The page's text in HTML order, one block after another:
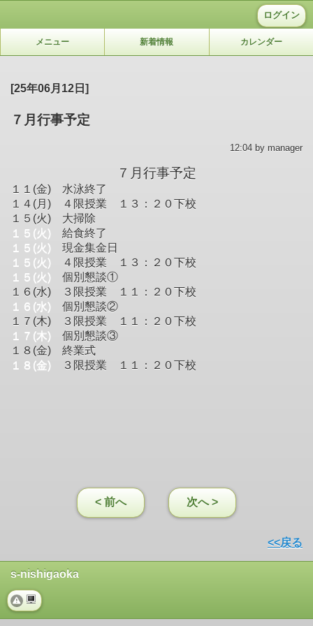
ログイン
メニュー 新着情報 カレンダー
[25年06月12日]
７月行事予定
12:04 by manager
７月行事予定
１１(金) 水泳終了
１４(月) ４限授業 １３：２０下校
１５(火) 大掃除
１５(火) 給食終了
１５(火) 現金集金日
１５(火) ４限授業 １３：２０下校
１５(火) 個別懇談①
１６(水) ３限授業 １１：２０下校
１６(水) 個別懇談②
１７(木) ３限授業 １１：２０下校
１７(木) 個別懇談③
１８(金) 終業式
１８(金) ３限授業 １１：２０下校
< 前へ 次へ >
<<戻る
s-nishigaoka